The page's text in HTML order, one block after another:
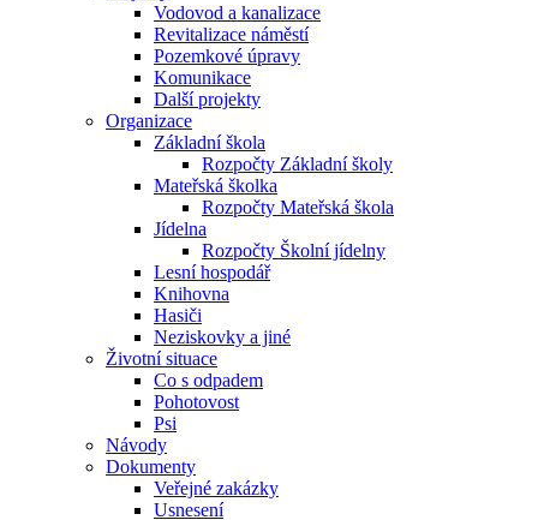
Vodovod a kanalizace
Revitalizace náměstí
Pozemkové úpravy
Komunikace
Další projekty
Organizace
Základní škola
Rozpočty Základní školy
Mateřská školka
Rozpočty Mateřská škola
Jídelna
Rozpočty Školní jídelny
Lesní hospodář
Knihovna
Hasiči
Neziskovky a jiné
Životní situace
Co s odpadem
Pohotovost
Psi
Návody
Dokumenty
Veřejné zakázky
Usnesení